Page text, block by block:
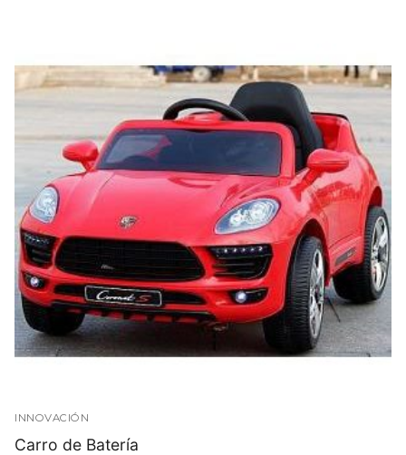
INNOVACIÓN
Carro de Batería